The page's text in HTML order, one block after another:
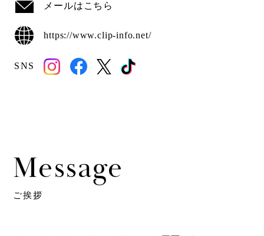
メールはこちら
https://www.clip-info.net/
SNS
Message
ご挨拶